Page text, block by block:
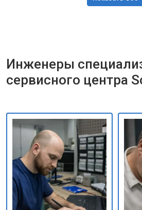
Инженеры
сервисного центра